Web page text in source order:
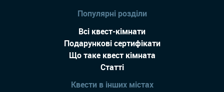
Популярні розділи
Всі квест-кімнати
Подарункові сертифікати
Що таке квест кімната
Статті
Квести в інших містах